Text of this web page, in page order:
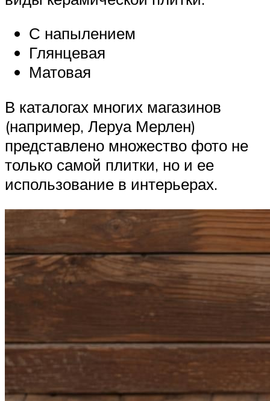
С напылением
Глянцевая
Матовая
В каталогах многих магазинов
(например, Леруа Мерлен)
представлено множество фото не
только самой плитки, но и ее
использование в интерьерах.